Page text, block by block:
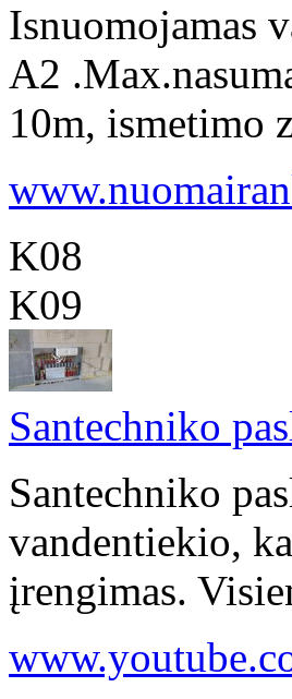
Isnuomojamas
A2
10m, ismetimo
K08
K09
Santechniko
Santechniko
vandentiekio,
įrengimas.